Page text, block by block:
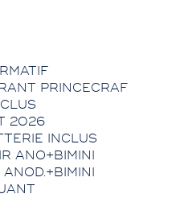
PRINCECRAF
2026
INCLUS
ANO+BIMINI